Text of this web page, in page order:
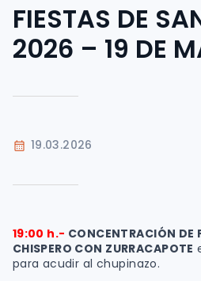
FIESTAS DE
2026 – 19 DE
19.03.2026
19:00 h.- CONCENTRACIÓN DE
CHISPERO CON ZURRACAPOTE
para acudir al chupinazo.